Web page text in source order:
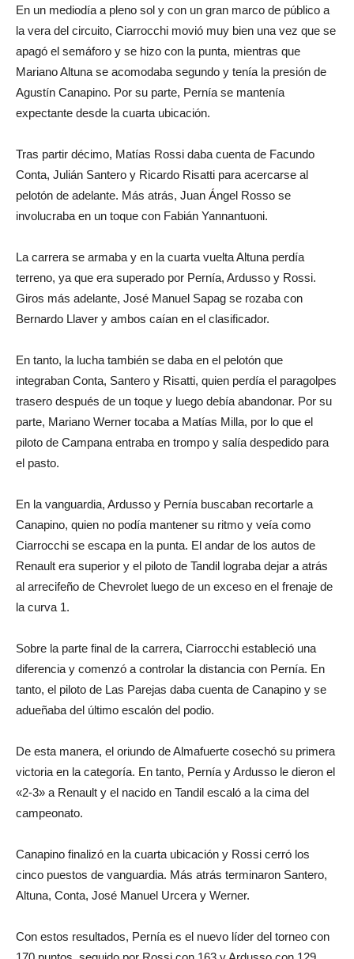
En un mediodía a pleno sol y con un gran marco de público a
la vera del circuito, Ciarrocchi movió muy bien una vez que se
apagó el semáforo y se hizo con la punta, mientras que
Mariano Altuna se acomodaba segundo y tenía la presión de
Agustín Canapino. Por su parte, Pernía se mantenía
expectante desde la cuarta ubicación.
Tras partir décimo, Matías Rossi daba cuenta de Facundo
Conta, Julián Santero y Ricardo Risatti para acercarse al
pelotón de adelante. Más atrás, Juan Ángel Rosso se
involucraba en un toque con Fabián Yannantuoni.
La carrera se armaba y en la cuarta vuelta Altuna perdía
terreno, ya que era superado por Pernía, Ardusso y Rossi.
Giros más adelante, José Manuel Sapag se rozaba con
Bernardo Llaver y ambos caían en el clasificador.
En tanto, la lucha también se daba en el pelotón que
integraban Conta, Santero y Risatti, quien perdía el paragolpes
trasero después de un toque y luego debía abandonar. Por su
parte, Mariano Werner tocaba a Matías Milla, por lo que el
piloto de Campana entraba en trompo y salía despedido para
el pasto.
En la vanguardia, Ardusso y Pernía buscaban recortarle a
Canapino, quien no podía mantener su ritmo y veía como
Ciarrocchi se escapa en la punta. El andar de los autos de
Renault era superior y el piloto de Tandil lograba dejar a atrás
al arrecifeño de Chevrolet luego de un exceso en el frenaje de
la curva 1.
Sobre la parte final de la carrera, Ciarrocchi estableció una
diferencia y comenzó a controlar la distancia con Pernía. En
tanto, el piloto de Las Parejas daba cuenta de Canapino y se
adueñaba del último escalón del podio.
De esta manera, el oriundo de Almafuerte cosechó su primera
victoria en la categoría. En tanto, Pernía y Ardusso le dieron el
«2-3» a Renault y el nacido en Tandil escaló a la cima del
campeonato.
Canapino finalizó en la cuarta ubicación y Rossi cerró los
cinco puestos de vanguardia. Más atrás terminaron Santero,
Altuna, Conta, José Manuel Urcera y Werner.
Con estos resultados, Pernía es el nuevo líder del torneo con